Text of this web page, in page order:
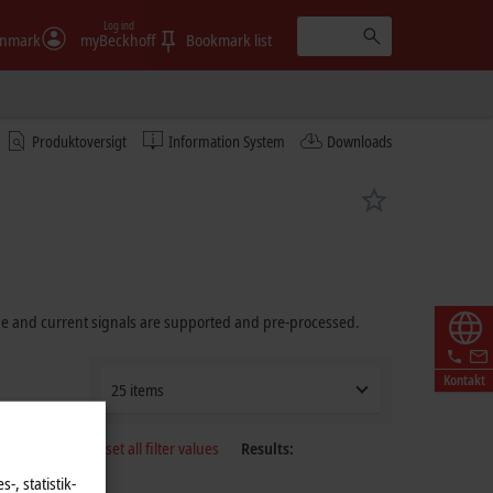
myBeckhoff
Log ind
Bookmark list
Produktoversigt Information System Downloads
Kontakt
and current signals are supported and pre-processed.
25 items
Reset all filter values Results:
, statistik-